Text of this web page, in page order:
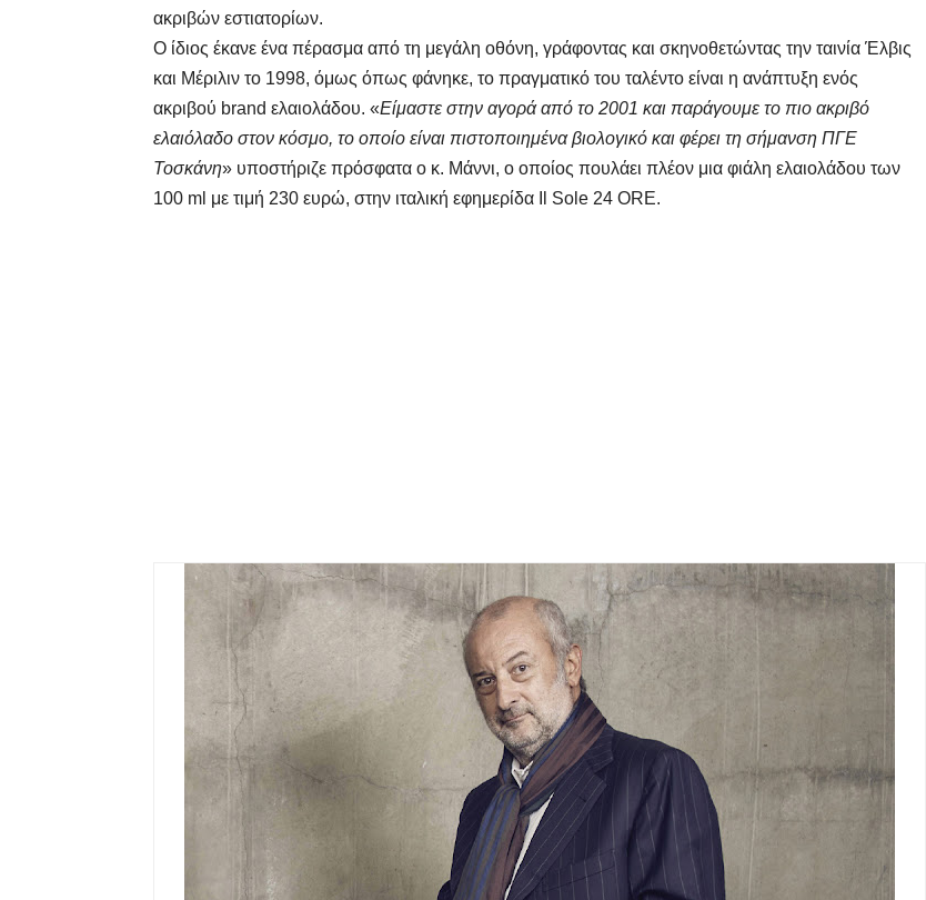
ακριβών εστιατορίων.
Ο ίδιος έκανε ένα πέρασμα από τη μεγάλη οθόνη, γράφοντας και σκηνοθετώντας την ταινία Έλβις
και Μέριλιν το 1998, όμως όπως φάνηκε, το πραγματικό του ταλέντο είναι η ανάπτυξη ενός
ακριβού brand ελαιολάδου. «Είμαστε στην αγορά από το 2001 και παράγουμε το πιο ακριβό
ελαιόλαδο στον κόσμο, το οποίο είναι πιστοποιημένα βιολογικό και φέρει τη σήμανση ΠΓΕ
Τοσκάνη» υποστήριζε πρόσφατα ο κ. Μάννι, ο οποίος πουλάει πλέον μια φιάλη ελαιολάδου των
100 ml με τιμή 230 ευρώ, στην ιταλική εφημερίδα Sole 24 ORE.